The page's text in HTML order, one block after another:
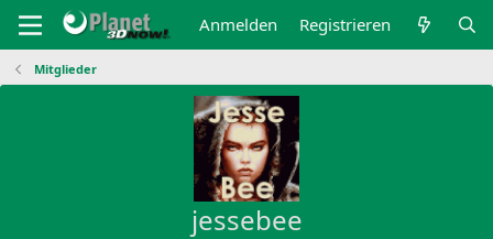
Anmelden Registrieren
Mitglieder
jessebee